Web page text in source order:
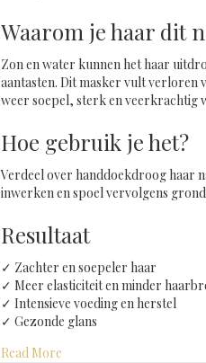
Waarom je haar dit
Zon en water kunnen het haar
aantasten. Dit masker vult verloren
weer soepel, sterk en veerkrachtig
Hoe gebruik je het?
Verdeel over handdoekdroog haar
inwerken en spoel vervolgens
Resultaat
✓ Zachter en soepeler haar
✓ Meer elasticiteit en minder
✓ Intensieve voeding en herstel
✓ Gezonde glans
Read More